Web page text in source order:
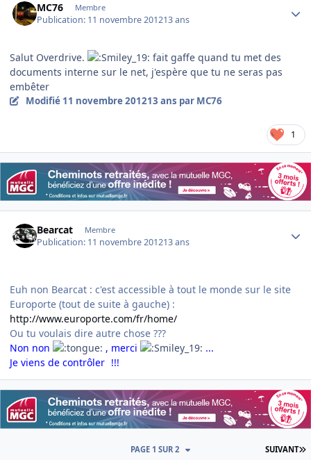
MC76 Membre
Publication: 11 novembre 201213 ans
Salut Overdrive.
fait gaffe quand tu met des
documents interne sur le net, j'espère que tu ne seras pas
embêter
Modifié 11 novembre 201213 ans par MC76
1
Bearcat Membre
Publication: 11 novembre 201213 ans
Euh non Bearcat : c'est accessible à tout le monde sur le site
Europorte (tout de suite à gauche) :
http://www.europorte.com/fr/home/
Ou tu voulais dire autre chose ???
Non non
, merci
...
Je viens de contrôler !!!
SUIVANT
PAGE 1 SUR 2